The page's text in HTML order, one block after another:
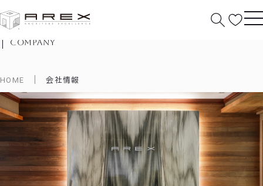
会社情報
company
HOME 会社情報